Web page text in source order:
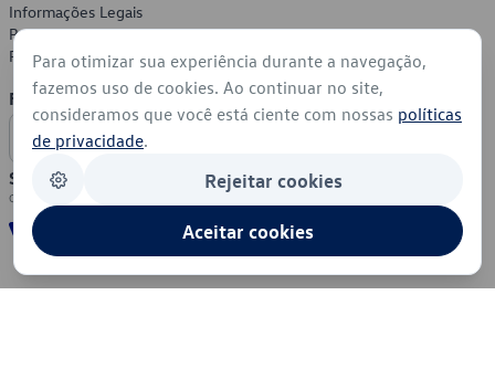
Informações Legais
Política de Privacidade
Política de Cookies
Formas de Pagamento
Segurança
Para otimizar sua experiência durante a navegação,
fazemos uso de cookies. Ao continuar no site,
consideramos que você está ciente com nossas políticas
de privacidade.
Rejeitar cookies
Aceitar cookies